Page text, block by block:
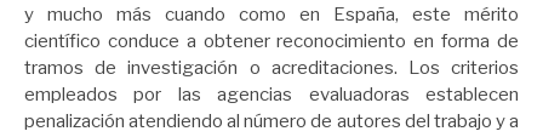
y mucho más cuando como en España, este mérito
científico conduce a obtener reconocimiento en forma de
tramos de investigación o acreditaciones. Los criterios
empleados por las agencias evaluadoras establecen
penalización atendiendo al número de autores del trabajo y a